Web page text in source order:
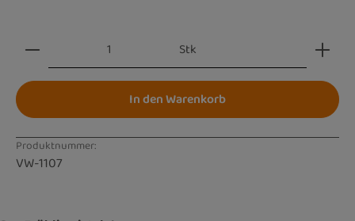
Produkt Anzahl: Gib den gewünschten Wert ein
Stk
In den Warenkorb
Produktnummer:
VW-1107